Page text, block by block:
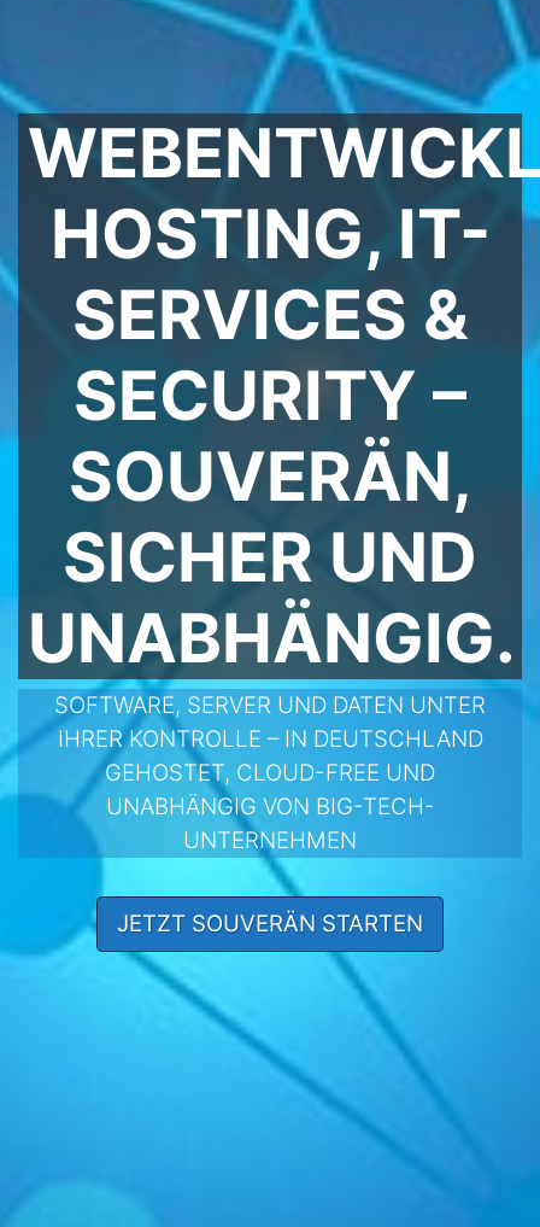
HOSTING, IT-
SERVICES &
SECURITY –
SOUVERÄN,
SICHER UND
UNABHÄNGIG.
SOFTWARE, SERVER UND DATEN UNTER
IHRER KONTROLLE – IN DEUTSCHLAND
GEHOSTET, CLOUD-FREE UND
UNABHÄNGIG VON BIG-TECH-
UNTERNEHMEN
JETZT SOUVERÄN STARTEN